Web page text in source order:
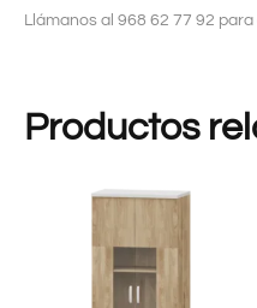
Llámanos al 968 62 77 92
Productos